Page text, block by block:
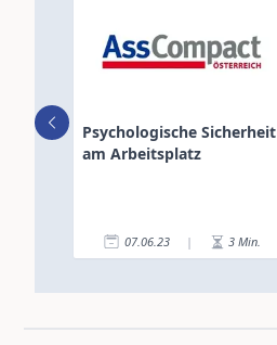
Psychologische Sicherheit
am Arbeitsplatz
07.06.23 | 3 Min.